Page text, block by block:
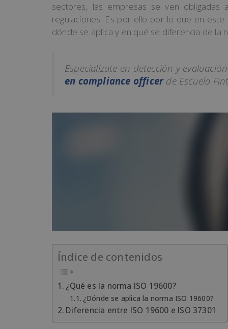
sectores, las empresas se ven
regulaciones. Es por ello por lo que en
dónde se aplica y en qué se diferencia de la
Especialízate en detección y
en compliance officerde Escuela
Índice de contenidos
¿Qué es la norma ISO 19600?
¿Dónde se aplica la norma ISO 19600?
Diferencia entre ISO 19600 e ISO 37301